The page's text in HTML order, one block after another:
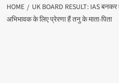
HOME
UK BOARD RESULT: IAS बनकर
अभिभावक के लिए प्रेरणा हैं तनु के माता-पिता